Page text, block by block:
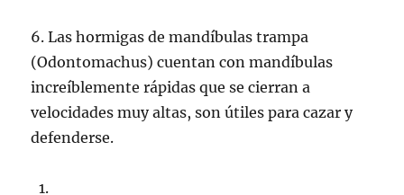
6. Las hormigas de mandíbulas trampa
(Odontomachus) cuentan con mandíbulas
increíblemente rápidas que se cierran a
velocidades muy altas, son útiles para cazar y
defenderse.